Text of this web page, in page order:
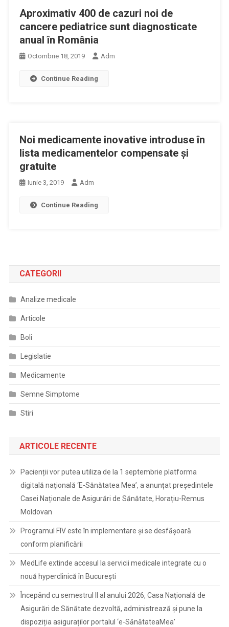
Aproximativ 400 de cazuri noi de
cancere pediatrice sunt diagnosticate
anual în România
Octombrie 18, 2019 Adm
Continue Reading
Noi medicamente inovative introduse în
lista medicamentelor compensate și
gratuite
Iunie 3, 2019 Adm
Continue Reading
CATEGORII
Analize medicale
Articole
Boli
Legislatie
Medicamente
Semne Simptome
Stiri
ARTICOLE RECENTE
Pacienții vor putea utiliza de la 1 septembrie platforma
digitală națională ‘E-Sănătatea Mea’, a anunțat președintele
Casei Naționale de Asigurări de Sănătate, Horațiu-Remus
Moldovan
Programul FIV este în implementare și se desfășoară
conform planificării
MedLife extinde accesul la servicii medicale integrate cu o
nouă hyperclinică în București
Începând cu semestrul II al anului 2026, Casa Națională de
Asigurări de Sănătate dezvoltă, administrează și pune la
dispoziția asiguraților portalul ‘e-SănătateaMea’